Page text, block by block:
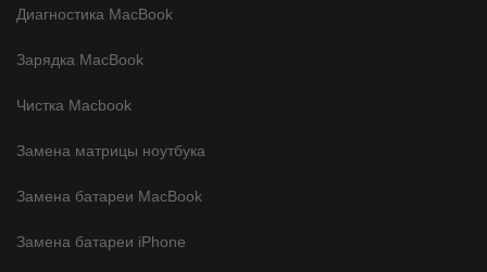
Диагностика MacBook
Зарядка MacBook
Чистка Macbook
Замена матрицы ноутбука
Замена батареи MacBook
Замена батареи iPhone